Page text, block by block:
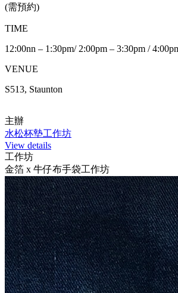
(需預約)
TIME
12:00nn – 1:30pm/ 2:00pm – 3:30pm /
VENUE
S513, Staunton
主辦
水松杯墊工作坊
View details
工作坊
金箔 x 牛仔布手袋工作坊